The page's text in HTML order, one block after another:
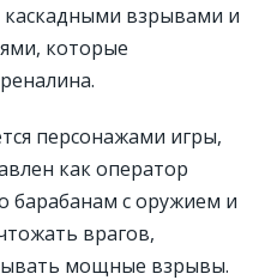
взрывами и
которые
персонажами игры,
как оператор
с оружием и
врагов,
мощные взрывы.